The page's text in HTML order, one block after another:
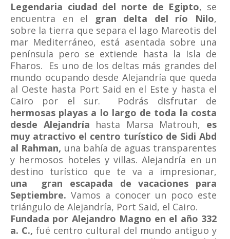
Legendaria ciudad del norte de Egipto, se
encuentra en el gran delta del río Nilo,
sobre la tierra que separa el lago Mareotis del
mar Mediterráneo, está asentada sobre una
península pero se extiende hasta la Isla de
Fharos. Es uno de los deltas más grandes del
mundo ocupando desde Alejandría que queda
al Oeste hasta Port Said en el Este y hasta el
Cairo por el sur. Podrás disfrutar de
hermosas playas a lo largo de toda la costa
desde Alejandría hasta Marsa Matrouh, es
muy atractivo el centro turístico de Sidi Abd
al Rahman, una bahía de aguas transparentes
y hermosos hoteles y villas. Alejandría en un
destino turístico que te va a impresionar,
una gran escapada de vacaciones para
Septiembre. Vamos a conocer un poco este
triángulo de Alejandría, Port Said, el Cairo.
Fundada por Alejandro Magno en el año 332
a. C., fué centro cultural del mundo antiguo y